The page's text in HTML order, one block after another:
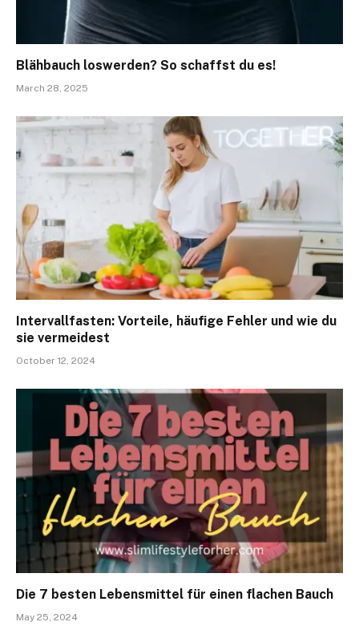
Blähbauch loswerden? So schaffst du es!
March 28, 2025
Intervallfasten: Vorteile, häufige Fehler und wie du
sie vermeidest
October 12, 2024
Die 7 besten Lebensmittel für einen flachen Bauch
May 25, 2024